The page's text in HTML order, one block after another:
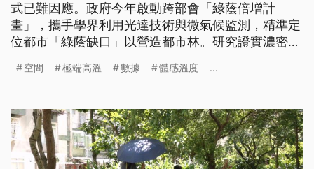
式已難因應。政府今年啟動跨部會「綠蔭倍增計
畫」，攜手學界利用光達技術與微氣候監測，精準定
位都市「綠蔭缺口」以營造都市林。研究證實濃密樹
防範路樹倒伏風險。透過科學化種樹、數位模擬與永
空間 極端高溫 數據 體感溫度 ...